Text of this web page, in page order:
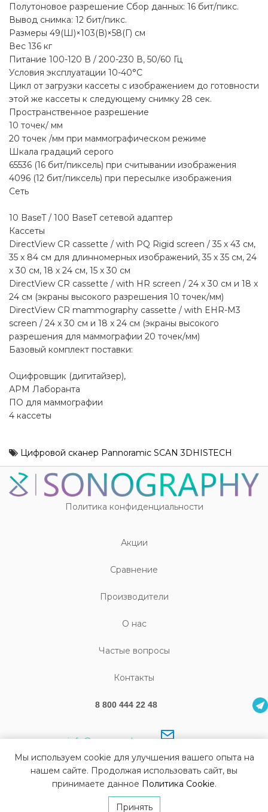
Полутоновое разрешение Сбор данных: 16 бит/пикс.
Вывод снимка: 12 бит/пикс.
Размеры 49(Ш)×103(В)×58(Г) см
Вес 136 кг
Питание 100-120 В / 200-230 В, 50/60 Гц
Условия эксплуатации 10-40°C
Цикл от загрузки кассеты с изображением до готовности
этой же кассеты к следующему снимку 28 сек.
Пространственное разрешение
10 точек/ мм
20 точек /мм при маммографическом режиме
Шкала градаций серого
65536 (16 бит/пиксель) при считывании изображения
4096 (12 бит/пиксель) при пересылке изображения
Сеть
10 BaseT / 100 BaseT сетевой адаптер
Кассеты
DirectView CR cassette / with PQ Rigid screen / 35 x 43 cм,
35 x 84 cм для длинномерных изображений, 35 x 35 см, 24
x 30 см, 18 x 24 см, 15 x 30 см
DirectView CR cassette / with HR screen / 24 x 30 см и 18 x
24 см (экраны высокого разрешения 10 точек/мм)
DirectView CR mammography cassette / with EHR-M3
screen / 24 x 30 см и 18 x 24 см (экраны высокого
разрешения для маммографии 20 точек/мм)
Базовый комплект поставки:
Оцифровщик (дигитайзер),
АРМ Лаборанта
ПО для маммографии
4 кассеты
Цифровой сканер Pannoramic SCAN 3DHISTECH
Политика конфиденциальности
Акции
Cравнение
Производители
О нас
Частые вопросы
Контакты
8 800 444 22 48
info@sonography.ru
© Все права защищены Sonography 2026
Изготовление сайта
Мы используем cookie для улучшения вашего опыта на
нашем сайте. Продолжая использовать сайт, вы
принимаете данное Политика Cookie.
Принять